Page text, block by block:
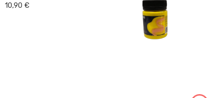
10,90 €